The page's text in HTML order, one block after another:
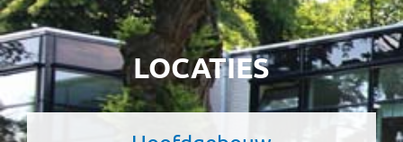
LOCATIES